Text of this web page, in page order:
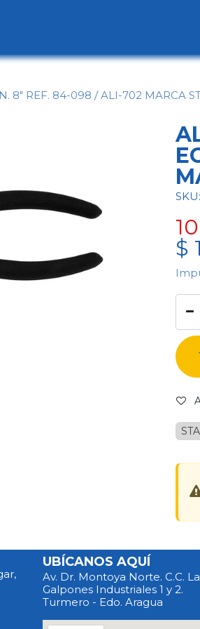
8" REF. 84-098 / ALI-702 MARCA
$
UBÍCANOS AQUÍ
Av. Dr. Montoya Norte. C.C.
Galpones Industriales 1 y 2.
Turmero - Edo. Aragua